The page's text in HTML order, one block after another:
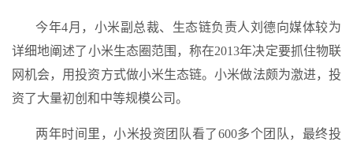
今年4月，小米副总裁、生态链负责人刘德向媒体较为
详细地阐述了小米生态圈范围，称在2013年决定要抓住物联
网机会，用投资方式做小米生态链。小米做法颇为激进，投
资了大量初创和中等规模公司。
两年时间里，小米投资团队看了600多个团队，最终投